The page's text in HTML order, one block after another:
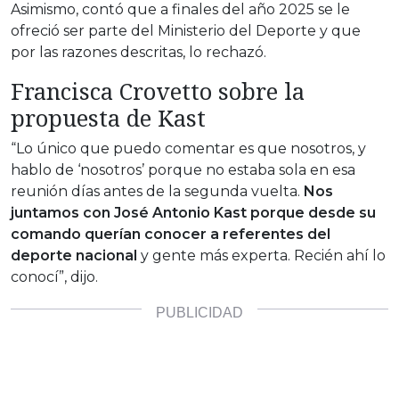
Asimismo, contó que a finales del año 2025 se le
ofreció ser parte del Ministerio del Deporte y que
por las razones descritas, lo rechazó.
Francisca Crovetto sobre la
propuesta de Kast
“Lo único que puedo comentar es que nosotros, y
hablo de ‘nosotros’ porque no estaba sola en esa
reunión días antes de la segunda vuelta. Nos
juntamos con José Antonio Kast porque desde su
comando querían conocer a referentes del
deporte nacional y gente más experta. Recién ahí lo
conocí”, dijo.